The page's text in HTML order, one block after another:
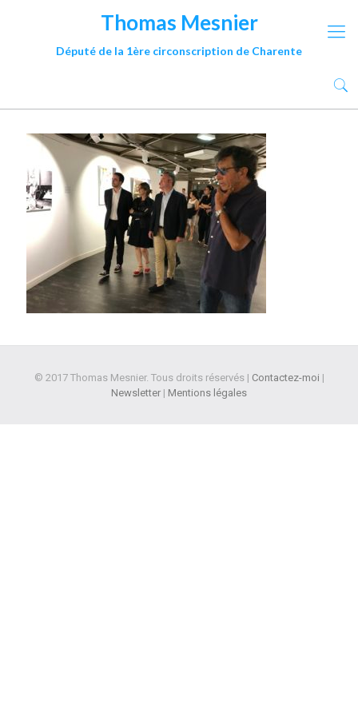
Thomas Mesnier
Député de la 1ère circonscription de Charente
© 2017 Thomas Mesnier. Tous droits réservés | Contactez-moi |
Newsletter | Mentions légales